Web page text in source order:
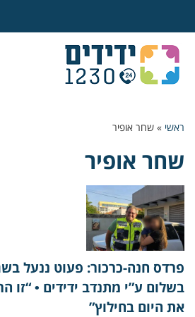
ראשי » שחר אופיר
שחר אופיר
פרדס חנה-כרכור: פעוט ננעל
בשלום ע”י מתנדב ידידים • “זו
את היום בחילוץ”